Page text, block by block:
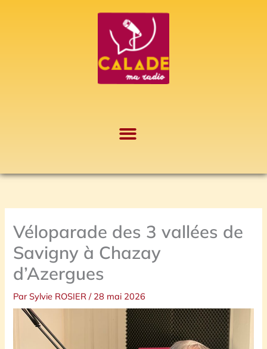
Véloparade des 3 vallées de
Savigny à Chazay
d’Azergues
ParSylvie ROSIER/ 28 mai 2026